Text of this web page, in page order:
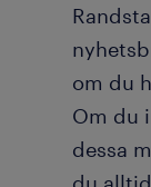
om du
Om du
dessa